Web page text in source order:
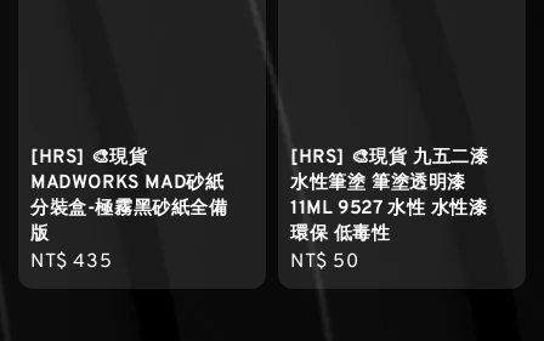
[HRS] 🎨現貨
MADWORKS MAD砂紙
分裝盒-極霧黑砂紙全備
版
Regular
price
NT$ 435
[HRS] 🎨現貨 九五二漆
水性筆塗 筆塗透明漆
11ML 9527 水性 水性漆
環保 低毒性
Regular
price
NT$ 50